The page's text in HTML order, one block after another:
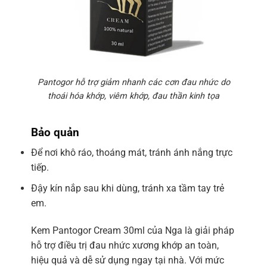
Pantogor hỗ trợ giảm nhanh các cơn đau nhức do
thoái hóa khớp, viêm khớp, đau thần kinh tọa
Bảo quản
Để nơi khô ráo, thoáng mát, tránh ánh nắng trực
tiếp.
Đậy kín nắp sau khi dùng, tránh xa tầm tay trẻ
em.
Kem Pantogor Cream 30ml của Nga là giải pháp
hỗ trợ điều trị đau nhức xương khớp an toàn,
hiệu quả và dễ sử dụng ngay tại nhà. Với mức